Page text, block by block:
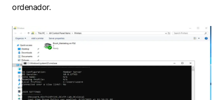
ordenador.